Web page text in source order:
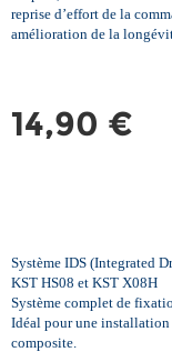
reprise d’effort de la
amélioration de la
14,90 €
Système IDS (Integrated
KST HS08 et KST X08H
Système complet de
Idéal pour une installation
composite.